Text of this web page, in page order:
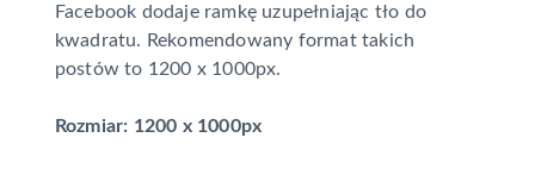
Facebook dodaje ramkę uzupełniając tło do
kwadratu. Rekomendowany format takich
postów to 1200 x 1000px.
Rozmiar: 1200 x 1000px